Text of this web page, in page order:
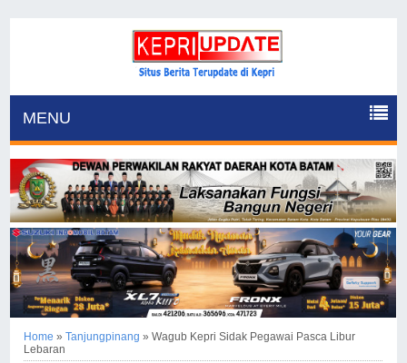
MENU
Home »Tanjungpinang »Wagub Kepri Sidak Pegawai Pasca Libur
Lebaran